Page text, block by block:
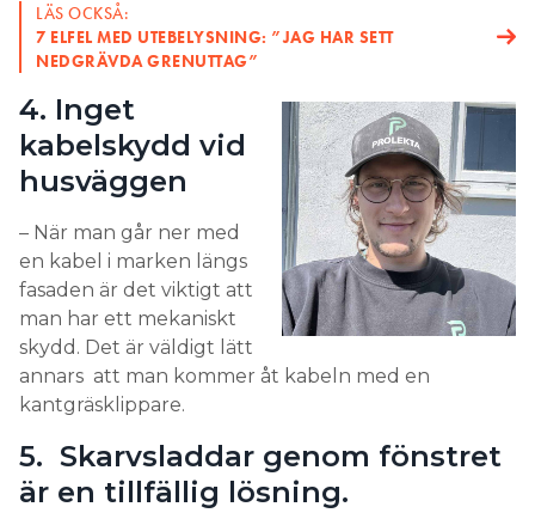
situationer där det inte går på grund av brist på
utrymme.
– Jag har gått in med kabeln ovanifrån ett flertal
gånger, men som tur är finns det bra tätningar och
dräneringshål i apparaterna. Jag ser även till att
trycka in kabeln lite extra och sedan dra ut den lite,
för att tätningen ska bli som en pyramid och vattnet
rinner bort. Annars blir tätningen som en skål där
vatten och damm samlas.
6. När behöver man ett
mekaniskt skydd för kablarna?
– Under min lärlingstid fick jag lära mig att det ska
centimeter. Den regeln kör jag efter än idag.
Kabelskydd är rätt snyggt om det går hela vägen
LÄS OCKSÅ:
7 ELFEL MED UTEBELYSNING: ”JAG HAR SETT
NEDGRÄVDA GRENUTTAG”
4. Inget
kabelskydd vid
husväggen
– När man går ner med
en kabel i marken längs
fasaden är det viktigt att
man har ett mekaniskt
skydd. Det är väldigt lätt
annars att man kommer åt kabeln med en
kantgräsklippare.
5. Skarvsladdar genom fönstret
är en tillfällig lösning.